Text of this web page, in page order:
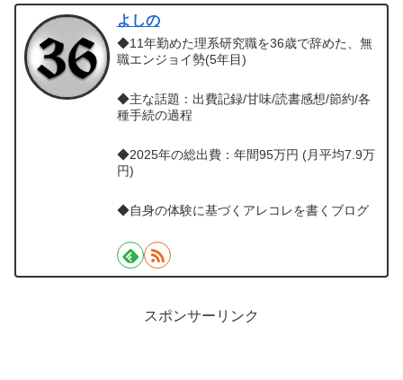
よしの
◆11年勤めた理系研究職を36歳で辞めた、無
職エンジョイ勢(5年目)
◆主な話題：出費記録/甘味/読書感想/節約/各
種手続の過程
◆2025年の総出費：年間95万円 (月平均7.9万
円)
◆自身の体験に基づくアレコレを書くブログ
スポンサーリンク